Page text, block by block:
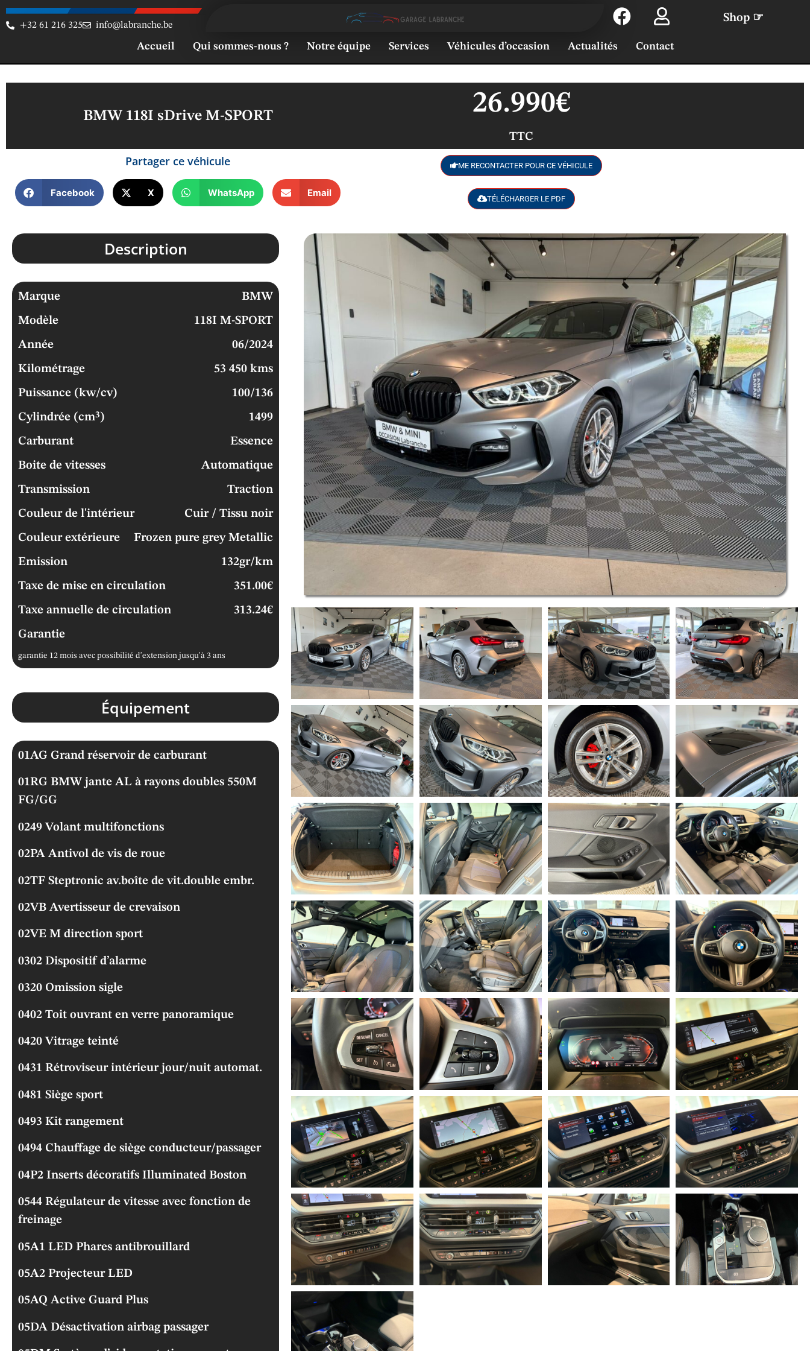
+32 61 216 325 info@labranche.be
Shop ☞
Accueil Qui sommes-nous ? Notre équipe Services Véhicules d’occasion Actualités Contact
BMW 118I sDrive M-SPORT 26.990€
TTC
Partager ce véhicule
Facebook X WhatsApp Email
ME RECONTACTER POUR CE VÉHICULE
TÉLÉCHARGER LE PDF
Description
Marque
BMW
Modèle
118I M-SPORT
Année
06/2024
Kilométrage
53 450 kms
Puissance (kw/cv)
100/136
Cylindrée (cm³)
1499
Carburant
Essence
Boite de vitesses
Automatique
Transmission
Traction
Couleur de l'intérieur
Cuir / Tissu noir
Couleur extérieure
Frozen pure grey Metallic
Emission
132gr/km
Taxe de mise en circulation
351.00€
Taxe annuelle de circulation
313.24€
Garantie
garantie 12 mois avec possibilité d'extension jusqu'à 3 ans
Équipement
01AG Grand réservoir de carburant
01RG BMW jante AL à rayons doubles 550M
FG/GG
0249 Volant multifonctions
02PA Antivol de vis de roue
02TF Steptronic av.boîte de vit.double embr.
02VB Avertisseur de crevaison
02VE M direction sport
0302 Dispositif d’alarme
0320 Omission sigle
0402 Toit ouvrant en verre panoramique
0420 Vitrage teinté
0431 Rétroviseur intérieur jour/nuit automat.
0481 Siège sport
0493 Kit rangement
0494 Chauffage de siège conducteur/passager
04P2 Inserts décoratifs Illuminated Boston
0544 Régulateur de vitesse avec fonction de
freinage
05A1 LED Phares antibrouillard
05A2 Projecteur LED
05AQ Active Guard Plus
05DA Désactivation airbag passager